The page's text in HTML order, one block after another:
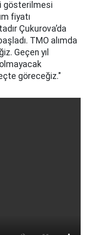
gösterilmesi
fiyatı
Çukurova’da
TMO alımda
Geçen yıl
göreceğiz."